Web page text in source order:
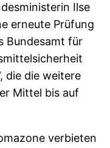
Ilse
erneute Prüfung
Bundesamt für
die die weitere
Mittel bis auf
verbieten